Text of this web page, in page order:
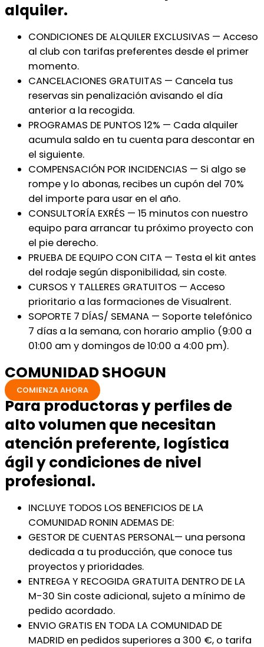
alquiler.
CONDICIONES DE ALQUILER EXCLUSIVAS — Acceso
al club con tarifas preferentes desde el primer
momento.
CANCELACIONES GRATUITAS — Cancela tus
reservas sin penalización avisando el día
anterior a la recogida.
PROGRAMAS DE PUNTOS 12% — Cada alquiler
acumula saldo en tu cuenta para descontar en
el siguiente.
COMPENSACIÓN POR INCIDENCIAS — Si algo se
rompe y lo abonas, recibes un cupón del 70%
del importe para usar en el año.
CONSULTORÍA EXRÉS — 15 minutos con nuestro
equipo para arrancar tu próximo proyecto con
el pie derecho.
PRUEBA DE EQUIPO CON CITA — Testa el kit antes
del rodaje según disponibilidad, sin coste.
CURSOS Y TALLERES GRATUITOS — Acceso
prioritario a las formaciones de Visualrent.
SOPORTE 7 DÍAS/ SEMANA — Soporte telefónico
7 días a la semana, con horario amplio (9:00 a
01:00 am y domingos de 10:00 a 4:00 pm).
COMUNIDAD SHOGUN
COMIENZA AHORA
Para productoras y perfiles de
alto volumen que necesitan
atención preferente, logística
ágil y condiciones de nivel
profesional.
INCLUYE TODOS LOS BENEFICIOS DE LA
COMUNIDAD RONIN ADEMAS DE:
GESTOR DE CUENTAS PERSONAL— una persona
dedicada a tu producción, que conoce tus
proyectos y prioridades.
ENTREGA Y RECOGIDA GRATUITA DENTRO DE LA
M-30 Sin coste adicional, sujeto a mínimo de
pedido acordado.
ENVIO GRATIS EN TODA LA COMUNIDAD DE
MADRID en pedidos superiores a 300 €, o tarifa